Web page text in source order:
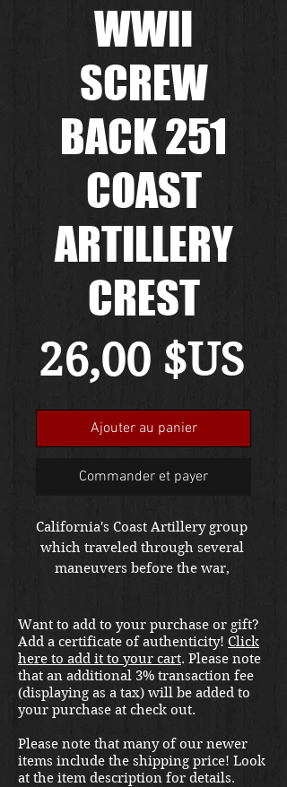
WWII
SCREW
BACK 251
COAST
ARTILLERY
CREST
26,00 $US
Ajouter au panier
Commander et payer
California's Coast Artillery group
which traveled through several
maneuvers before the war,
airplanes.  Went on to Fiji after
Pearl.  Truly fascinating unit
history.
Want to add to your purchase or gift?
Add a certificate of authenticity! Click
here to add it to your cart. Please note
that an additional 3% transaction fee
(displaying as a tax) will be added to
your purchase at check out.
Please note that many of our newer
items include the shipping price! Look
at the item description for details.